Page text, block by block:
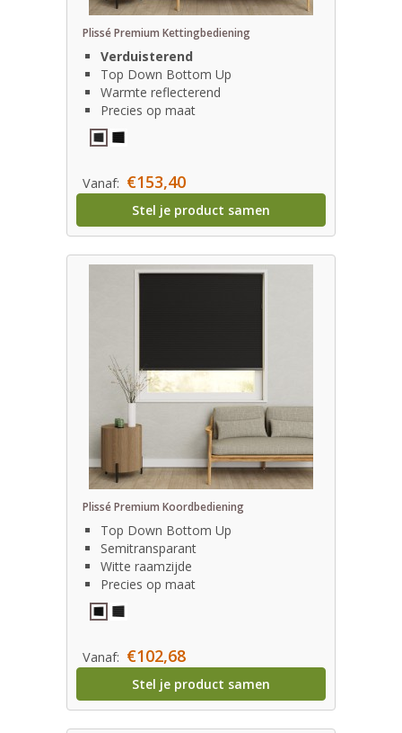
Plissé Premium Kettingbediening
Verduisterend
Top Down Bottom Up
Warmte reflecterend
Precies op maat
Vanaf: €153,40
Stel je product samen
Plissé Premium Koordbediening
Top Down Bottom Up
Semitransparant
Witte raamzijde
Precies op maat
Vanaf: €102,68
Stel je product samen